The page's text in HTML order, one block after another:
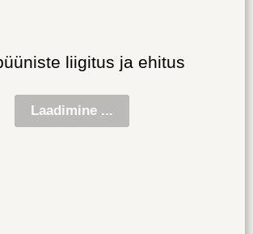
liigitus ja ehitus